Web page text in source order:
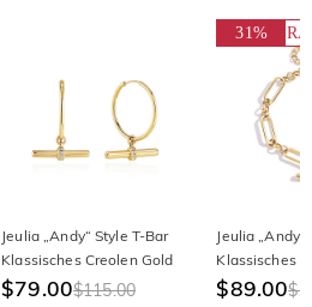
Jeulia „Andy“ Style T-Bar
Klassisches Creolen Gold
$79.00$115.00
31%
Jeulia
Klassisches
Paperclip
$89.00